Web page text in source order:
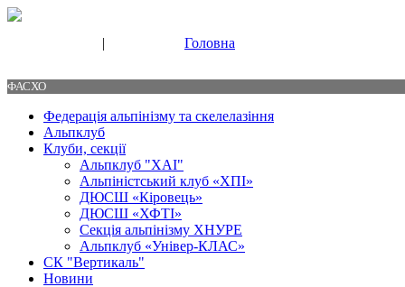
| Головна
ФАСХО
Федерація альпінізму та скелелазіння
Альпклуб
Клуби, секції
Альпклуб "ХАІ"
Альпіністський клуб «ХПІ»
ДЮСШ «Кіровець»
ДЮСШ «ХФТІ»
Секція альпінізму ХНУРЕ
Альпклуб «Універ-КЛАС»
СК "Вертикаль"
Новини